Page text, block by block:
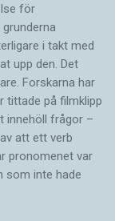
för
i takt med
upp den. Det
Forskarna har
tittade på filmklipp
innehöll frågor –
att ett verb
pronomenet var
som inte hade